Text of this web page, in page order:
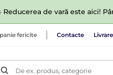
Reducerea de vară este aici!
fericite Contacte
De ex. produs, categorie